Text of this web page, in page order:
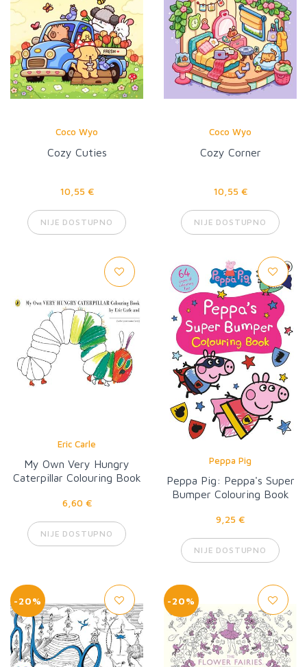
Coco Wyo
Cozy Cuties
10,55 €
NIJE DOSTUPNO
Coco Wyo
Cozy Corner
10,55 €
NIJE DOSTUPNO
Eric Carle
My Own Very Hungry
Caterpillar Colouring Book
6,60 €
NIJE DOSTUPNO
Peppa Pig
Peppa Pig: Peppa's Super
Bumper Colouring Book
9,25 €
NIJE DOSTUPNO
-20% -20%